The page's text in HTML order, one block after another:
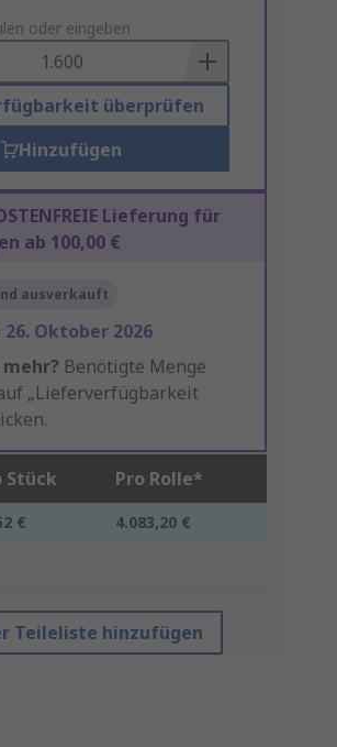
oder eingeben
überprüfen
Hinzufügen
Lieferung für
ab 100,00 €
ausverkauft
26. Oktober 2026
Benötigte Menge
„Lieferverfügbarkeit
Stück Pro Rolle*
€ 4.083,20 €
Teileliste hinzufügen